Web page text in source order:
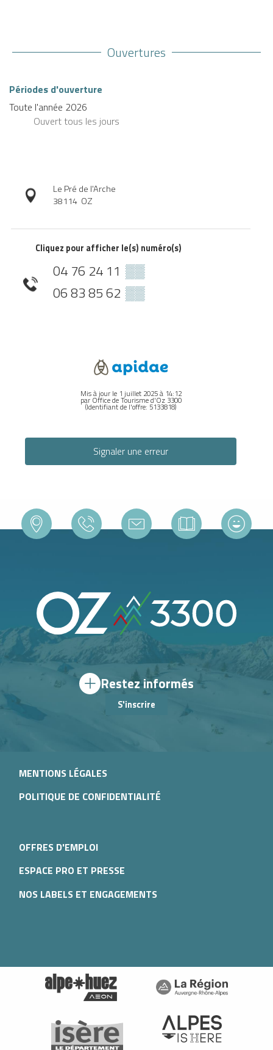
Ouvertures
Périodes d'ouverture
Toute l'année 2026
Ouvert tous les jours
Le Pré de l'Arche
38114 OZ
Cliquez pour afficher le(s) numéro(s)
04 76 24 11 ▒▒
06 83 85 62 ▒▒
Mis à jour le 1 juillet 2025 à 14:12
par Office de Tourisme d'Oz 3300
(Identifiant de l'offre: 5133818)
Signaler une erreur
Restez informés
S'inscrire
MENTIONS LÉGALES
POLITIQUE DE CONFIDENTIALITÉ
OFFRES D'EMPLOI
ESPACE PRO ET PRESSE
NOS LABELS ET ENGAGEMENTS